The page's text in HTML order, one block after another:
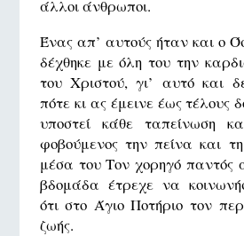
άλλοι άνθρωποι.
Ένας απ’ αυτούς ήταν και ο
δέχθηκε με όλη του την
του Χριστού, γι’ αυτό και
πότε κι ας έμεινε έως τέλους
υποστεί κάθε ταπείνωση
φοβούμενος την πείνα και
μέσα του Τον χορηγό παντός
βδομάδα έτρεχε να
ότι στο Άγιο Ποτήριο τον
ζωής.